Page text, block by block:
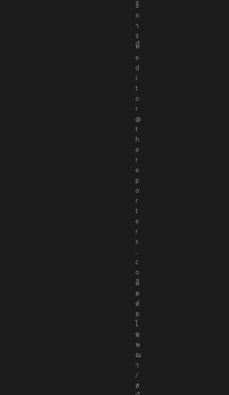
ธิ
ก
า
ร
ที่
e
d
i
t
o
r
@
t
h
e
r
e
p
o
r
t
e
r
s
.
c
o
ติ
ด
ต่
อ
โ
ฆ
ษ
ณ
า
/
ส